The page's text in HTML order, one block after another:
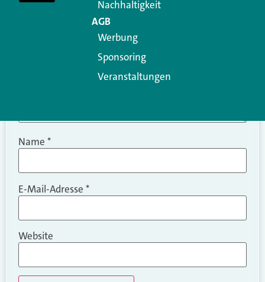
Name *
E-Mail-Adresse *
Website
Nachhaltigkeit
AGB
Werbung
Sponsoring
Veranstaltungen